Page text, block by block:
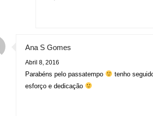
Ana S Gomes
Abril 8, 2016
Parabéns pelo passatempo
tenho
esforço e dedicação